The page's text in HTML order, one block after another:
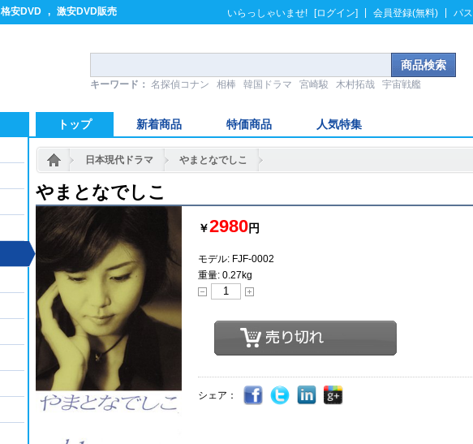
格安DVD , 激安DVD販売 いらっしゃいませ! [ログイン] 会員登録(無料) パ
キーワード： 名探偵コナン 相棒 韓国ドラマ 宮崎駿 木村拓哉 宇宙戦艦
トップ 新着商品 特価商品 人気特集
日本現代ドラマ やまとなでしこ
やまとなでしこ
￥2980円
モデル: FJF-0002
重量: 0.27kg
シェア：